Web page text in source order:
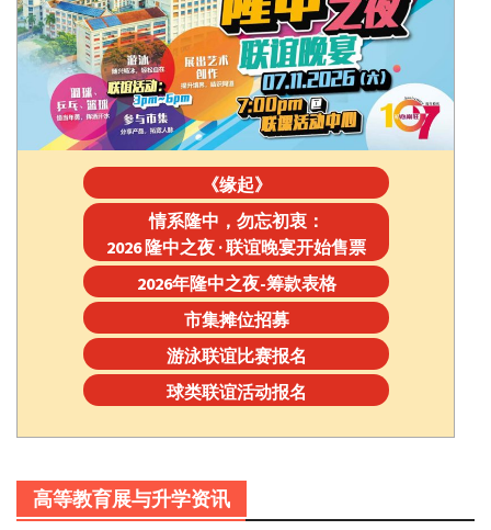
《缘起》
情系隆中，勿忘初衷：
2026 隆中之夜 · 联谊晚宴开始售票
2026年隆中之夜-筹款表格
市集摊位招募
游泳联谊比赛报名
球类联谊活动报名
高等教育展与升学资讯